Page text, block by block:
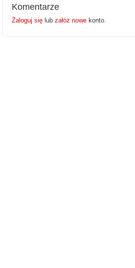
Komentarze
Zaloguj się lub załóż nowe konto.